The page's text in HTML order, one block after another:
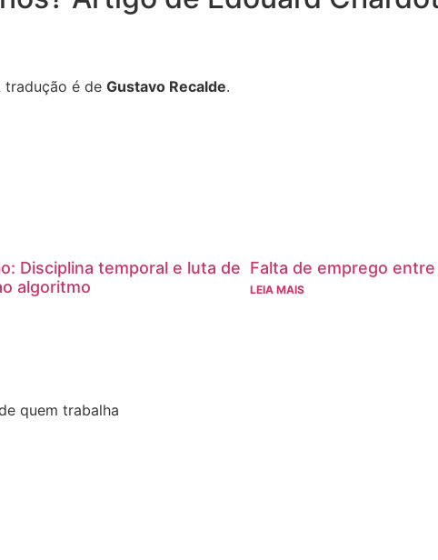
tradução é de Gustavo Recalde.
Disciplina temporal e luta de
algoritmo
Falta de emprego
LEIA MAIS
quem trabalha